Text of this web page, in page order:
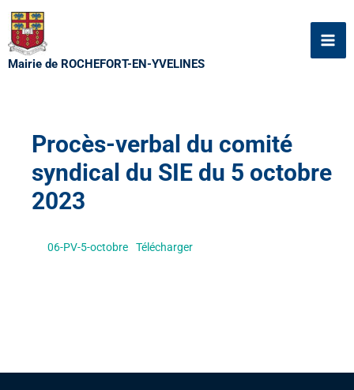
Aller
au
contenu
Mairie de ROCHEFORT-EN-YVELINES
Procès-verbal du comité
syndical du SIE du 5 octobre
2023
06-PV-5-octobre Télécharger